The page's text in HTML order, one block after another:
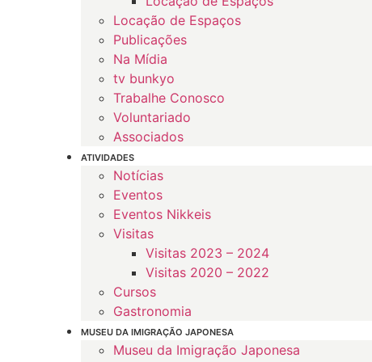
Locação de Espaços
Publicações
Na Mídia
tv bunkyo
Trabalhe Conosco
Voluntariado
Associados
ATIVIDADES
Notícias
Eventos
Eventos Nikkeis
Visitas
Visitas 2023 – 2024
Visitas 2020 – 2022
Cursos
Gastronomia
MUSEU DA IMIGRAÇÃO JAPONESA
Museu da Imigração Japonesa